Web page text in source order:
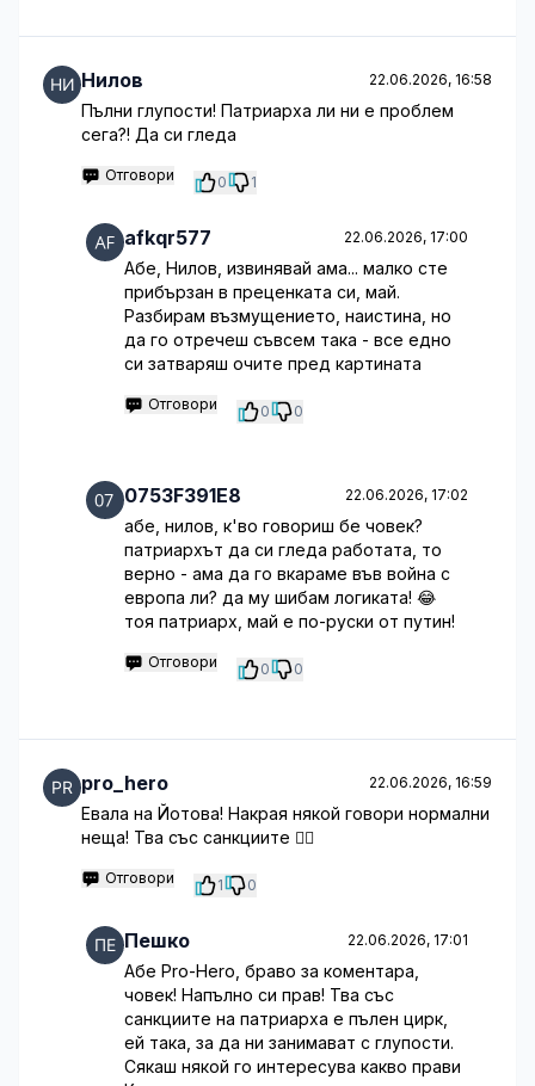
Нилов 22.06.2026, 16:58
Пълни глупости! Патриарха ли ни е проблем
сега?! Да си гледа
Отговори 0 1
afkqr577 22.06.2026, 17:00
Абе, Нилов, извинявай ама... малко сте
прибързан в преценката си, май.
Разбирам възмущението, наистина, но
да го отречеш съвсем така - все едно
си затваряш очите пред картината
Отговори 0 0
0753F391E8 22.06.2026, 17:02
абе, нилов, к'во говориш бе човек?
патриархът да си гледа работата, то
верно - ама да го вкараме във война с
европа ли? да му шибам логиката! 😂
тоя патриарх, май е по-руски от путин!
Отговори 0 0
pro_hero 22.06.2026, 16:59
Евала на Йотова! Накрая някой говори нормални
неща! Тва със санкциите 🤦‍♂️
Отговори 1 0
Пешко 22.06.2026, 17:01
Абе Pro-Hero, браво за коментара,
човек! Напълно си прав! Тва със
санкциите на патриарха е пълен цирк,
ей така, за да ни занимават с глупости.
Сякаш някой го интересува какво прави